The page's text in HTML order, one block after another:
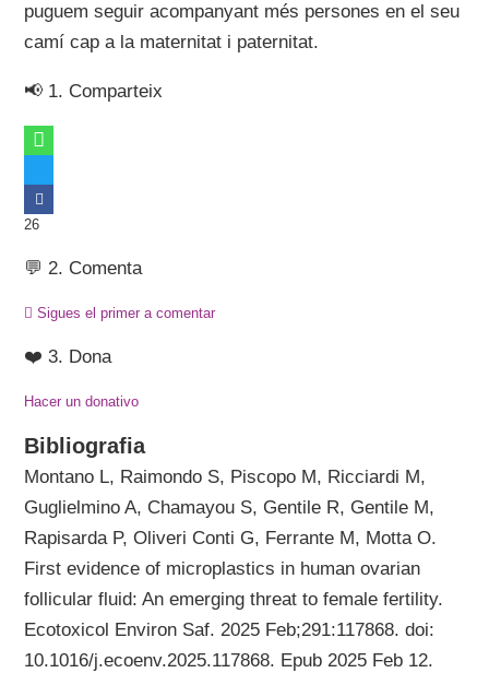
puguem seguir acompanyant més persones en el seu
camí cap a la maternitat i paternitat.
📢 1. Comparteix
26
💬 2. Comenta
Sigues el primer a comentar
❤️ 3. Dona
Hacer un donativo
Bibliografia
Montano L, Raimondo S, Piscopo M, Ricciardi M,
Guglielmino A, Chamayou S, Gentile R, Gentile M,
Rapisarda P, Oliveri Conti G, Ferrante M, Motta O.
First evidence of microplastics in human ovarian
follicular fluid: An emerging threat to female fertility.
Ecotoxicol Environ Saf. 2025 Feb;291:117868. doi:
10.1016/j.ecoenv.2025.117868. Epub 2025 Feb 12.